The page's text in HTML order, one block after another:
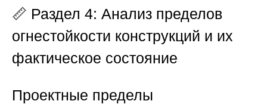
📏 Раздел 4: Анализ пределов
огнестойкости конструкций и их
фактическое состояние
Проектные пределы